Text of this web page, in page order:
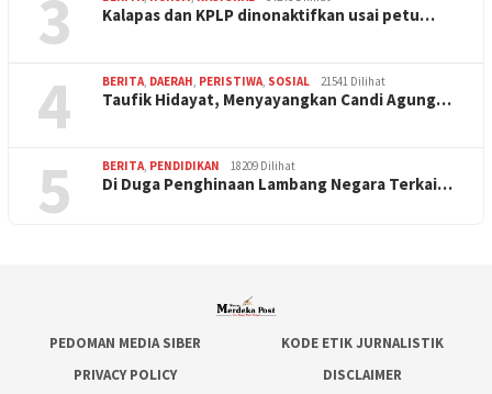
3 Kalapas dan KPLP dinonaktifkan usai petu…
4 BERITA DAERAH PERISTIWA SOSIAL 21541 Dilihat
Taufik Hidayat, Menyayangkan Candi Agung…
5 BERITA PENDIDIKAN 18209 Dilihat
Di Duga Penghinaan Lambang Negara Terkai…
PEDOMAN MEDIA SIBER
KODE ETIK JURNALISTIK
PRIVACY POLICY
DISCLAIMER